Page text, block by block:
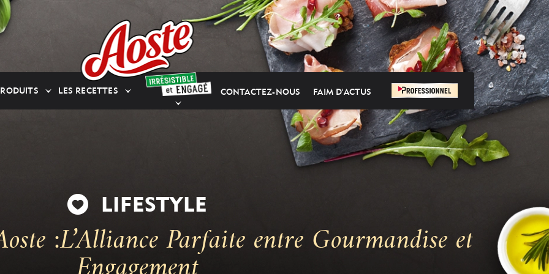
LES RECETTES CONTACTEZ-NOUS FAIM D'ACTUS
LIFESTYLE
:L’Alliance Parfaite entre Gourmandise et
Engagement